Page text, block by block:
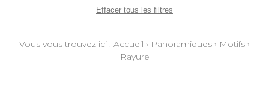
Effacer tous les filtres
Vous vous trouvez ici : Accueil › Panoramiques › Motifs ›
Rayure